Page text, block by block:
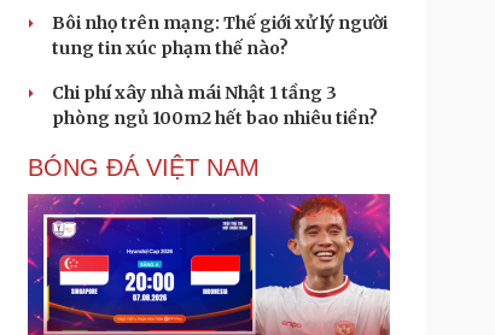
Bôi nhọ trên mạng: Thế giới xử lý người
tung tin xúc phạm thế nào?
Chi phí xây nhà mái Nhật 1 tầng 3
phòng ngủ 100m2 hết bao nhiêu tiền?
BÓNG ĐÁ VIỆT NAM